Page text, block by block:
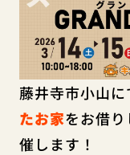
藤井寺市小山に
たお家をお借
催します！